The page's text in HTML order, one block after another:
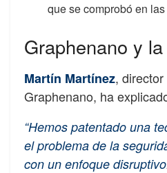
que se comprobó en
Graphenano y
Martín Martínez,
Graphenano, ha
“Hemos patentado una
el problema de la
con un enfoque